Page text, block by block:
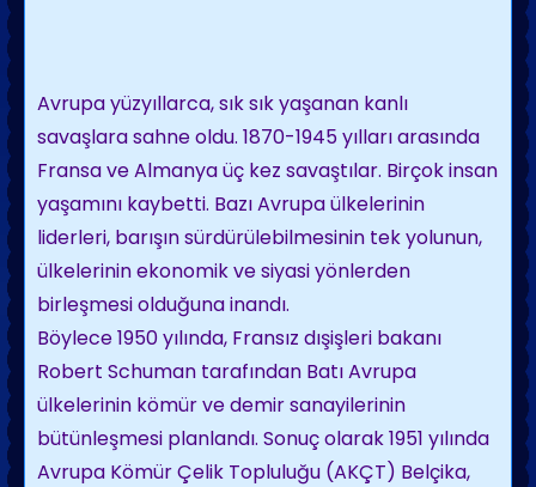
Avrupa yüzyıllarca, sık sık yaşanan kanlı
savaşlara sahne oldu. 1870-1945 yılları arasında
Fransa ve Almanya üç kez savaştılar. Birçok insan
yaşamını kaybetti. Bazı Avrupa ülkelerinin
liderleri, barışın sürdürülebilmesinin tek yolunun,
ülkelerinin ekonomik ve siyasi yönlerden
birleşmesi olduğuna inandı.
Böylece 1950 yılında, Fransız dışişleri bakanı
Robert Schuman tarafından Batı Avrupa
ülkelerinin kömür ve demir sanayilerinin
bütünleşmesi planlandı. Sonuç olarak 1951 yılında
Avrupa Kömür Çelik Topluluğu (AKÇT) Belçika,